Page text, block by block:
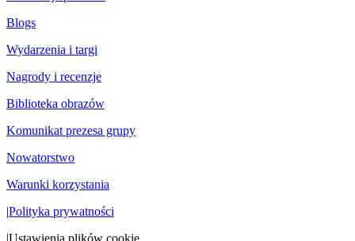
Blogs
Wydarzenia i targi
Nagrody i recenzje
Biblioteka obrazów
Komunikat prezesa grupy
Nowatorstwo
Warunki korzystania
|Polityka prywatności
|Ustawienia plików cookie